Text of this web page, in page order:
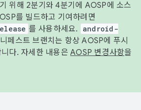
위해 2분기와 4분기에 AOSP에 소스
를 빌드하고 기여하려면
를 사용하세요.
android-
페스트 브랜치는 항상 AOSP에 푸시
다. 자세한 내용은 AOSP 변경사항을